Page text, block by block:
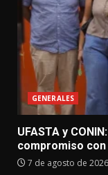
GENERALES
UFASTA y
compromiso con
7 de agosto de 2026